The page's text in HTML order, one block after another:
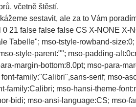
včetně štěstí.
sestavit, ale za to Vám
21 false false false CS X-NONE X-
Tabelle"; mso-tstyle-rowband-
style-parent:""; mso-padding-
margin-bottom:8.0pt; mso-para-
family:"Calibri",sans-serif; mso-
family:Calibri; mso-hansi-theme-
bidi; mso-ansi-language:CS; mso-